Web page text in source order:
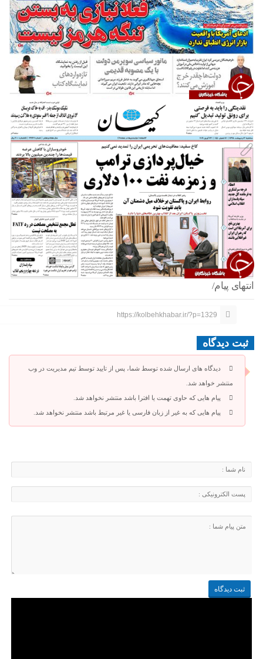
انتهای پیام/
https://kolbehkhabar.ir/?p=1329
ثبت دیدگاه
دیدگاه های ارسال شده توسط شما، پس از تایید توسط تیم مدیریت در وب
منتشر خواهد شد.
پیام هایی که حاوی تهمت یا افترا باشد منتشر نخواهد شد.
پیام هایی که به غیر از زبان فارسی یا غیر مرتبط باشد منتشر نخواهد شد.